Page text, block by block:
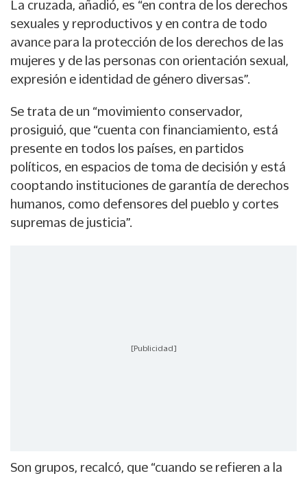
La cruzada, añadió, es “en contra de los derechos
sexuales y reproductivos y en contra de todo
avance para la protección de los derechos de las
mujeres y de las personas con orientación sexual,
expresión e identidad de género diversas”.
Se trata de un “movimiento conservador,
prosiguió, que “cuenta con financiamiento, está
presente en todos los países, en partidos
políticos, en espacios de toma de decisión y está
cooptando instituciones de garantía de derechos
humanos, como defensores del pueblo y cortes
supremas de justicia”.
[Publicidad]
Son grupos, recalcó, que “cuando se refieren a la